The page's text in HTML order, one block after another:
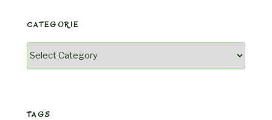
CATEGORIE
Categorie
TAGS